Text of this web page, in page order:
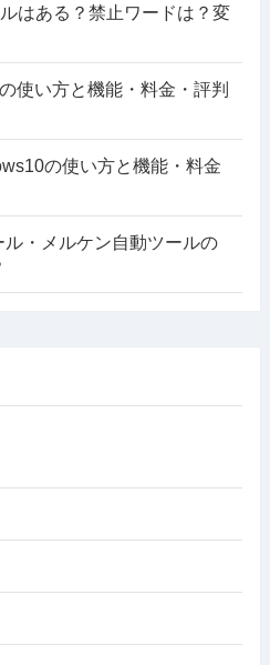
はある？禁止ワードは？変
使い方と機能・料金・評判
の使い方と機能・料金
ル・メルケン自動ツールの